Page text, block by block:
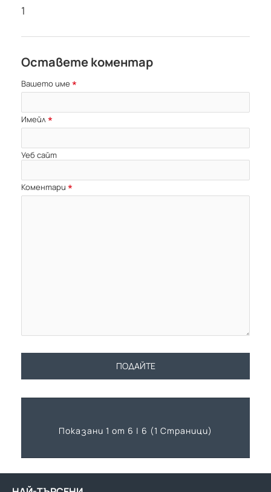
1
Оставете коментар
Вашето име
Имейл
Уеб сайт
Коментари
ПОДАЙТЕ
Показани 1 от 6 | 6 (1 Страници)